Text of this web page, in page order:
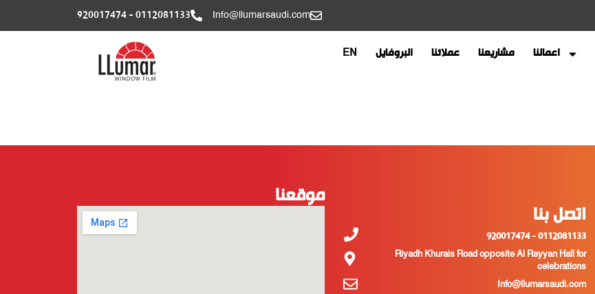
0112081133 - 920017474 Info@llumarsaudi.com
EN البروفايل عملائنا مشاريعنا اعمالنا
موقعنا
اتصل بنا
0112081133 - 920017474
Riyadh Khurais Road opposite Al Rayyan Hall for
celebrations
Info@llumarsaudi.com